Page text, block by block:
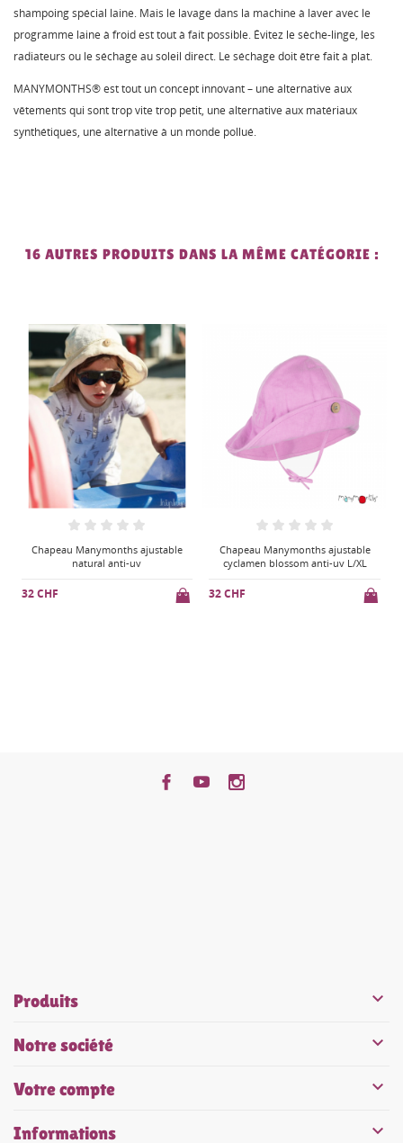
shampoing spécial laine. Mais le lavage dans la machine à laver avec le
programme laine à froid est tout à fait possible. Évitez le sèche-linge, les
radiateurs ou le séchage au soleil direct. Le séchage doit être fait à plat.
MANYMONTHS® est tout un concept innovant – une alternative aux
vêtements qui sont trop vite trop petit, une alternative aux matériaux
synthétiques, une alternative à un monde pollué.
16 AUTRES PRODUITS DANS LA MÊME CATÉGORIE :
Chapeau Manymonths ajustable
natural anti-uv
32 CHF
Chapeau Manymonths ajustable
cyclamen blossom anti-uv L/XL
32 CHF
Produits 
Notre société 
Votre compte 
Informations 